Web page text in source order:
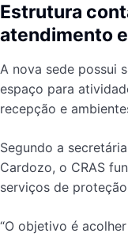
Estrutura
atendimento
A nova sede possui
espaço para
recepção e
Segundo a
Cardozo, o CRAS
serviços de
“O objetivo é